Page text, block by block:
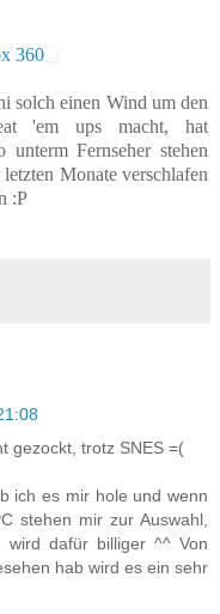
360
solch einen Wind um den
'em ups macht, hat
Fernseher stehen
Monate verschlafen
:P
gezockt, trotz SNES =(
ich es mir hole und wenn
stehen mir zur Auswahl,
wird dafür billiger ^^ Von
hab wird es ein sehr